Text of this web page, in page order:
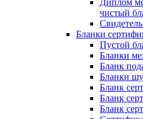
Диплом
чистый
Бланки
Пустой
Бланки
Бланк
Бланки
Бланк
Бланк
Бланк